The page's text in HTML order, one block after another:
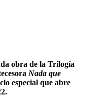
obra de la Trilogía
Nada que
especial que abre